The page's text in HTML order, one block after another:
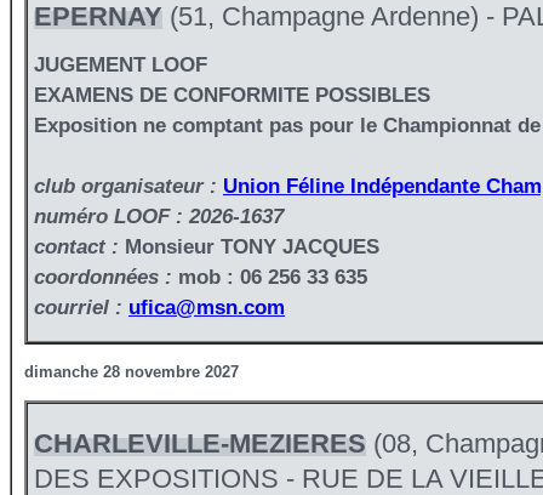
EPERNAY (51, Champagne Ardenne) -
JUGEMENT LOOF
EXAMENS DE CONFORMITE POSSIBLES
Exposition ne comptant pas pour le Championnat
club organisateur : Union Féline Indépendante
numéro LOOF : 2026-1637
contact : Monsieur TONY JACQUES
coordonnées : mob : 06 256 33 635
courriel : ufica@msn.com
dimanche 28 novembre 2027
CHARLEVILLE-MEZIERES (08,
DES EXPOSITIONS - RUE DE LA